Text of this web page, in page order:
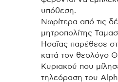
υπόθεση.
Νωρίτερα από τις
μητροπολίτης
Ησαΐας παρέθεσε
κατά τον θεολόγο
Κυριακού που
τηλεόραση του